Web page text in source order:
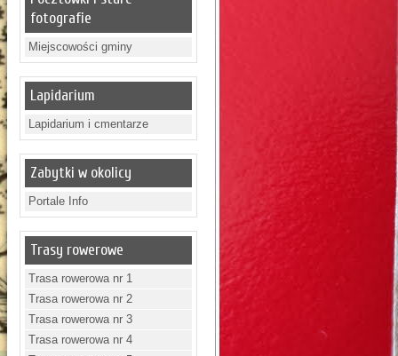
fotografie
Miejscowości gminy
Lapidarium
Lapidarium i cmentarze
Zabytki w okolicy
Portale Info
Trasy rowerowe
Trasa rowerowa nr 1
Trasa rowerowa nr 2
Trasa rowerowa nr 3
Trasa rowerowa nr 4